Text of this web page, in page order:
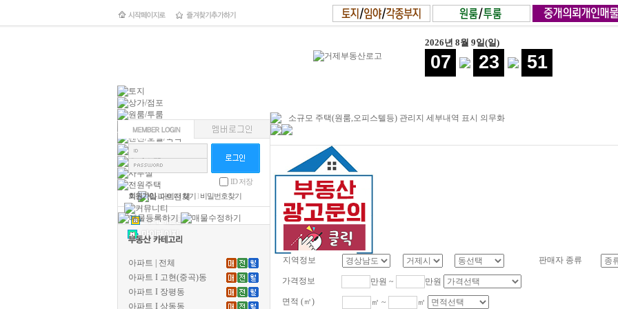
2026년 8월 9일(일)
07 23 52
ID 저장
회원가입l아이디 찾기 l 비밀번호찾기
아파트 | 전체
아파트 I 고현(중곡)동
아파트 I 장평동
아파트 I 상동동
소규모 주택(원룸,오피스텔등) 관리지 세부내역 표시 의무화
지역정보 판매자 종류
가격정보 만원 ~ 만원
면적 (㎡) ㎡ ~ ㎡